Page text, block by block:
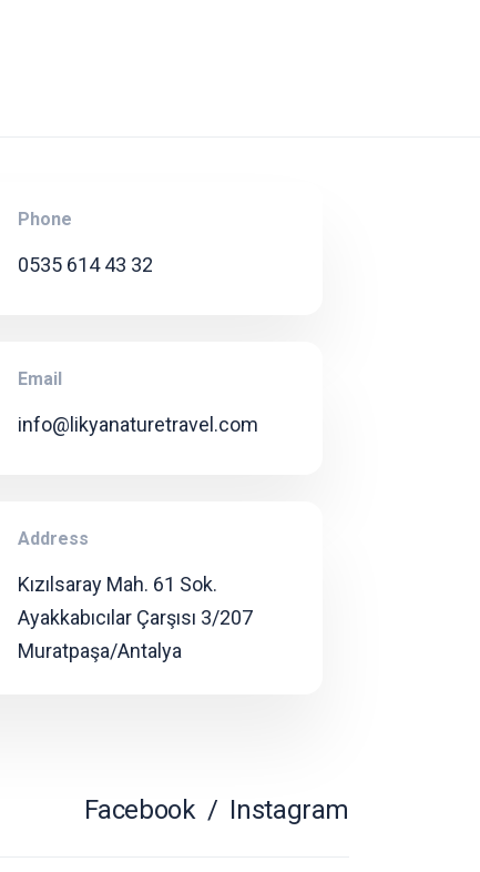
Phone
0535 614 43 32
Email
info@likyanaturetravel.com
Address
Kızılsaray Mah. 61 Sok.
Ayakkabıcılar Çarşısı 3/207
Muratpaşa/Antalya
Facebook / Instagram